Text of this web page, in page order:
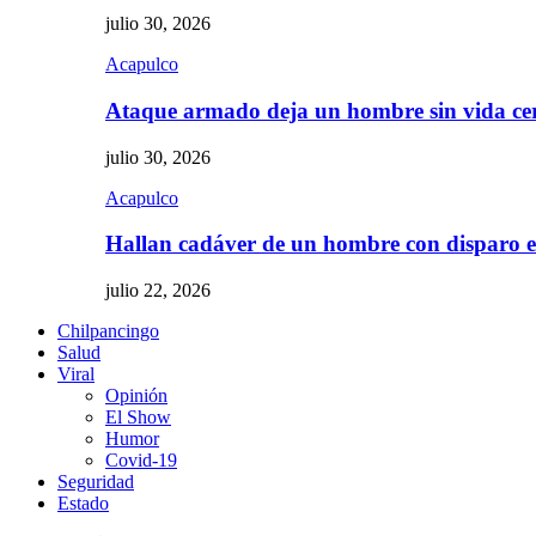
julio 30, 2026
Acapulco
Ataque armado deja un hombre sin vida
julio 30, 2026
Acapulco
Hallan cadáver de un hombre con disparo
julio 22, 2026
Chilpancingo
Salud
Viral
Opinión
El Show
Humor
Covid-19
Seguridad
Estado